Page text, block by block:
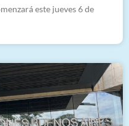
este jueves 6 de